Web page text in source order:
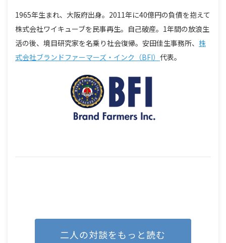
1965年生まれ、大阪府出身。2011年に40億円の負債を抱えて
株式会社ワイキューブを民事再生。自己破産。1年間の放浪生
活の後、境目研究家を名乗り社会復帰。安田佳生事務所、 株
式会社ブランドファーマーズ・インク（BFI） 代表。
二人の対談をもっと読む